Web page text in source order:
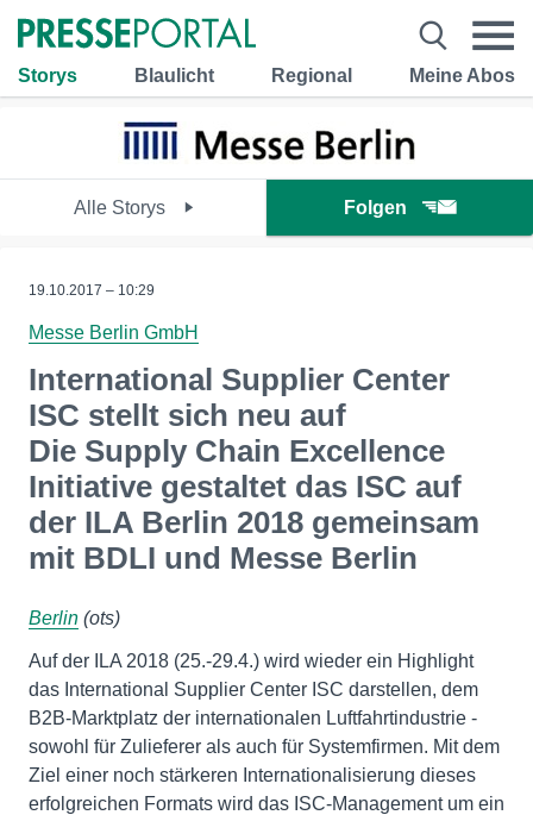
Storys Blaulicht Regional Meine Abos
Alle Storys Folgen
19.10.2017 – 10:29
Messe Berlin GmbH
International Supplier Center
ISC stellt sich neu auf
Die Supply Chain Excellence
Initiative gestaltet das ISC auf
der ILA Berlin 2018 gemeinsam
mit BDLI und Messe Berlin
Berlin (ots)
Auf der ILA 2018 (25.-29.4.) wird wieder ein Highlight
das International Supplier Center ISC darstellen, dem
B2B-Marktplatz der internationalen Luftfahrtindustrie -
sowohl für Zulieferer als auch für Systemfirmen. Mit dem
Ziel einer noch stärkeren Internationalisierung dieses
erfolgreichen Formats wird das ISC-Management um ein